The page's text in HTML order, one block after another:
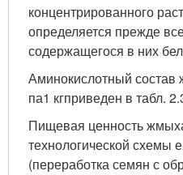
концентрированного
определяется прежде
содержащегося в них
Аминокислотный
па1 кгприведен в табл.
Пищевая ценность
технологической схемы
(переработка семян с